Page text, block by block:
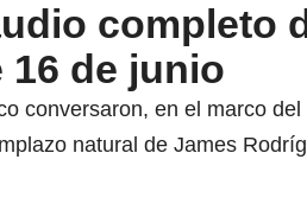
completo
16 de junio
conversaron, en el marco
natural de James